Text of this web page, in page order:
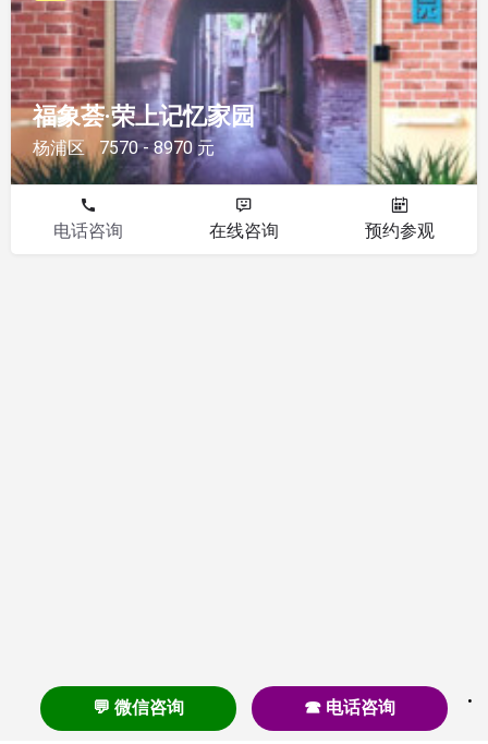
福象荟·荣上记忆家园
杨浦区 7570 - 8970 元
电话咨询 在线咨询 预约参观
💬 微信咨询 ☎ 电话咨询